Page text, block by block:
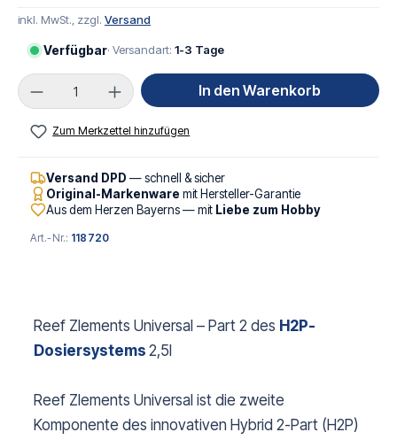
inkl. MwSt., zzgl. Versand
Verfügbar· Versandart: 1-3 Tage
Produkt Anzahl: Gib den gewünschten Wert
In den Warenkorb
Zum Merkzettel hinzufügen
Versand DPD — schnell & sicher
Original-Markenware mit Hersteller-Garantie
Aus dem Herzen Bayerns — mit Liebe zum Hobby
Art.-Nr.: 118720
Reef Zlements Universal – Part 2 des H2P-
Dosiersystems 2,5l
Reef Zlements Universal ist die zweite
Komponente des innovativen Hybrid 2-Part (H2P)